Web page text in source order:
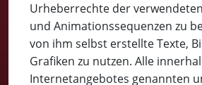
Urheberrechte der
und Animationssequenzen zu
von ihm selbst erstellte Texte,
Grafiken zu nutzen. Alle
Internetangebotes genannten